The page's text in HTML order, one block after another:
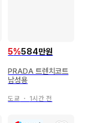
5%584만원
PRADA 트렌치코트
남성용
도쿄 ・ 1시간 전